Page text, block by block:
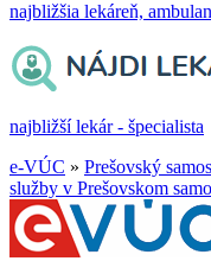
najbližšia lekáreň,
najbližší lekár - špecialista
e-VÚC » Prešovský
služby v Prešovskom